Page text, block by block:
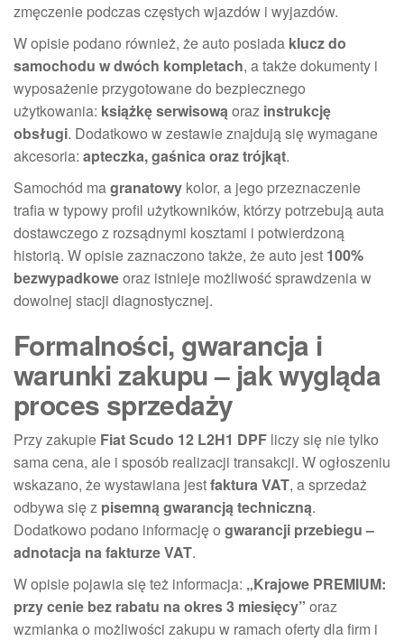
zmęczenie podczas częstych wjazdów i wyjazdów.
W opisie podano również, że auto posiada klucz do
samochodu w dwóch kompletach, a także dokumenty i
wyposażenie przygotowane do bezpiecznego
użytkowania: książkę serwisowąoraz instrukcję
obsługi. Dodatkowo w zestawie znajdują się wymagane
akcesoria: apteczka, gaśnica oraz trójkąt.
Samochód magranatowy kolor, a jego przeznaczenie
trafia w typowy profil użytkowników, którzy potrzebują auta
dostawczego z rozsądnymi kosztami i potwierdzoną
historią. W opisie zaznaczono także, że auto jest 100%
bezwypadkoweoraz istnieje możliwość sprawdzenia w
dowolnej stacji diagnostycznej.
Formalności, gwarancja i
warunki zakupu – jak wygląda
proces sprzedaży
Przy zakupie Fiat Scudo 12 L2H1 DPF liczy się nie tylko
sama cena, ale i sposób realizacji transakcji. W ogłoszeniu
wskazano, że wystawiana jestfaktura VAT, a sprzedaż
odbywa się z pisemną gwarancją techniczną.
Dodatkowo podano informację o gwarancji przebiegu –
adnotacja na fakturze VAT.
W opisie pojawia się też informacja: „Krajowe PREMIUM:
przy cenie bez rabatu na okres 3 miesięcy” oraz
wzmianka o możliwości zakupu w ramach oferty dla firm i